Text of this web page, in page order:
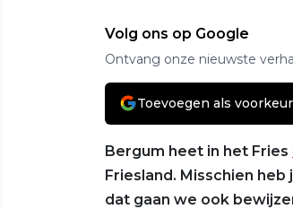
Volg ons op Google
Ontvang onze nieuwste
Toevoegen als
Bergum heet in het Fries
Friesland. Misschien
dat gaan we ook